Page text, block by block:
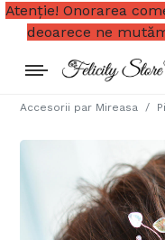
Atenție! Onorarea
deoarece ne
Accesorii par Mireasa